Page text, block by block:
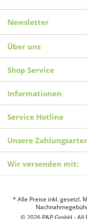
Newsletter
Über uns
Shop Service
Informationen
Service Hotline
Unsere
Wir versenden mit:
* Alle Preise inkl. gesetzl.
© 2026 P&P GmbH - All